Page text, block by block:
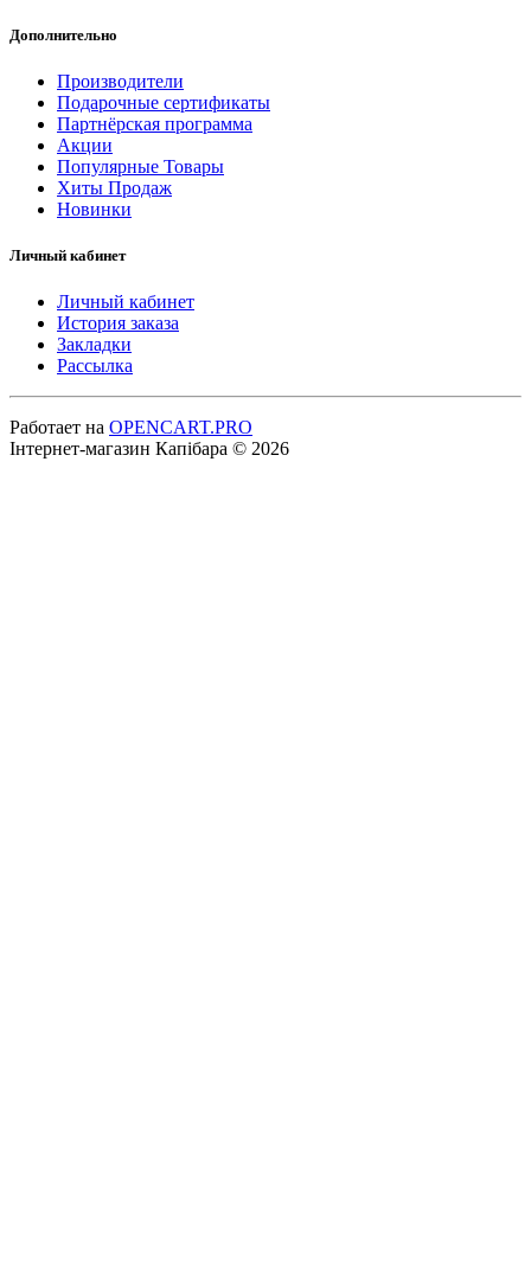
Дополнительно
Производители
Подарочные сертификаты
Партнёрская программа
Акции
Популярные Товары
Хиты Продаж
Новинки
Личный кабинет
Личный кабинет
История заказа
Закладки
Рассылка
Работает на OPENCART.PRO
Інтернет-магазин Капібара © 2026